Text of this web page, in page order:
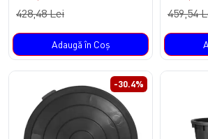
428,48 Lei
Adaugă în Coş
459,54
-30.4%